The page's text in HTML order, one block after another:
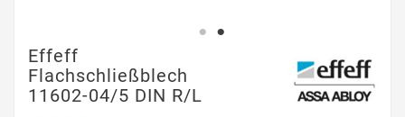
Effeff
Flachschließblech
11602-04/5 DIN R/L